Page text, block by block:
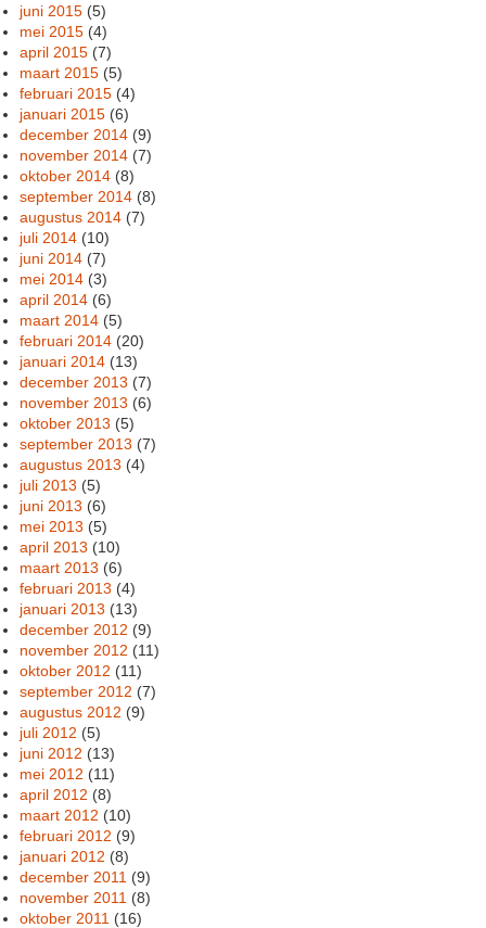
juni 2015 (5)
mei 2015 (4)
april 2015 (7)
maart 2015 (5)
februari 2015 (4)
januari 2015 (6)
december 2014 (9)
november 2014 (7)
oktober 2014 (8)
september 2014 (8)
augustus 2014 (7)
juli 2014 (10)
juni 2014 (7)
mei 2014 (3)
april 2014 (6)
maart 2014 (5)
februari 2014 (20)
januari 2014 (13)
december 2013 (7)
november 2013 (6)
oktober 2013 (5)
september 2013 (7)
augustus 2013 (4)
juli 2013 (5)
juni 2013 (6)
mei 2013 (5)
april 2013 (10)
maart 2013 (6)
februari 2013 (4)
januari 2013 (13)
december 2012 (9)
november 2012 (11)
oktober 2012 (11)
september 2012 (7)
augustus 2012 (9)
juli 2012 (5)
juni 2012 (13)
mei 2012 (11)
april 2012 (8)
maart 2012 (10)
februari 2012 (9)
januari 2012 (8)
december 2011 (9)
november 2011 (8)
oktober 2011 (16)